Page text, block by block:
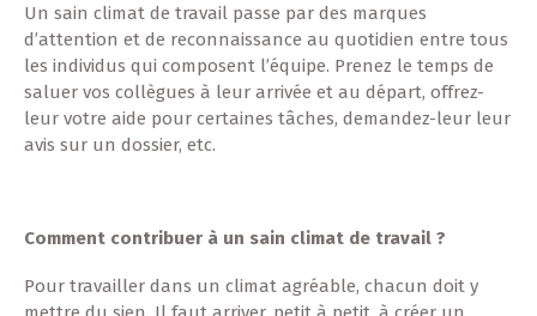
Un sain climat de travail passe par des marques
d’attention et de reconnaissance au quotidien entre tous
les individus qui composent l’équipe. Prenez le temps de
saluer vos collègues à leur arrivée et au départ, offrez-
leur votre aide pour certaines tâches, demandez-leur leur
avis sur un dossier, etc.
Comment contribuer à un sain climat de travail ?
Pour travailler dans un climat agréable, chacun doit y